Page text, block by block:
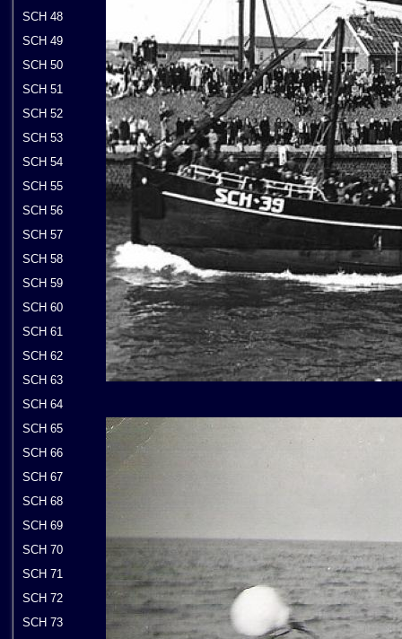
SCH 48
SCH 49
SCH 50
SCH 51
SCH 52
SCH 53
SCH 54
SCH 55
SCH 56
SCH 57
SCH 58
SCH 59
SCH 60
SCH 61
SCH 62
SCH 63
SCH 64
SCH 65
SCH 66
SCH 67
SCH 68
SCH 69
SCH 70
SCH 71
SCH 72
SCH 73